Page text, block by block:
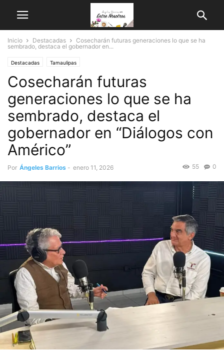
Inicio Destacadas
Cosecharán futuras generaciones lo que se ha
sembrado, destaca el gobernador en...
Destacadas Tamaulipas
Cosecharán futuras
generaciones lo que se ha
sembrado, destaca el
gobernador en “Diálogos con
Américo”
Por Ángeles Barrios - enero 11, 2026 0
55